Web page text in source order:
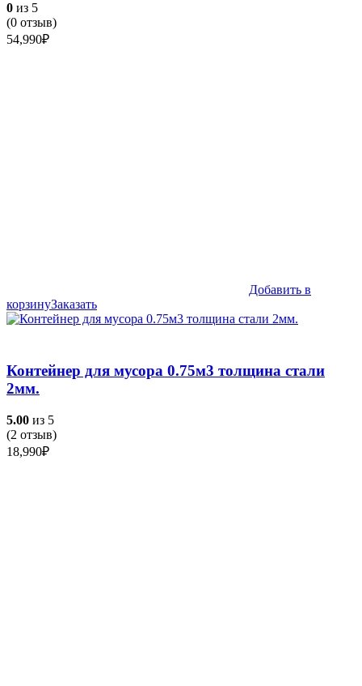
0 из 5
(0 отзыв)
54,990₽
Добавить в
корзинуЗаказать
Контейнер для мусора 0.75м3 толщина стали
2мм.
5.00 из 5
(2 отзыв)
18,990₽